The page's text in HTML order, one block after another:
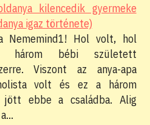
kilencedik gyermeke
igaz története)
Nememind1! Hol volt, hol
három bébi született
Viszont az anya-apa
volt és ez a három
jött ebbe a családba. Alig